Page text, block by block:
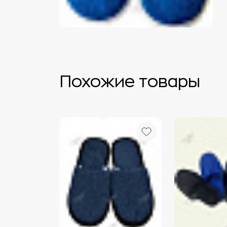
Похожие товары